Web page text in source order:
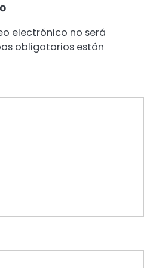
electrónico no será
obligatorios están